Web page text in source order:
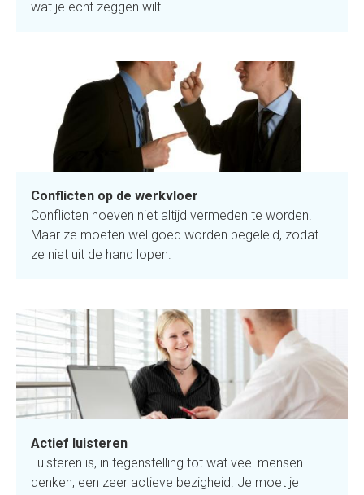
wat je echt zeggen wilt.
Conflicten op de werkvloer
Conflicten hoeven niet altijd vermeden te worden.
Maar ze moeten wel goed worden begeleid, zodat
ze niet uit de hand lopen.
Actief luisteren
Luisteren is, in tegenstelling tot wat veel mensen
denken, een zeer actieve bezigheid. Je moet je